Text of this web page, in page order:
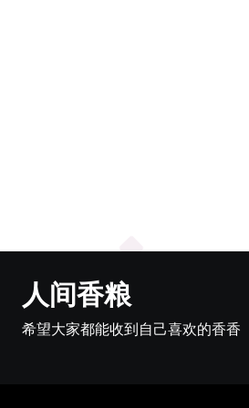
人间香粮
希望大家都能收到自己喜欢的香香